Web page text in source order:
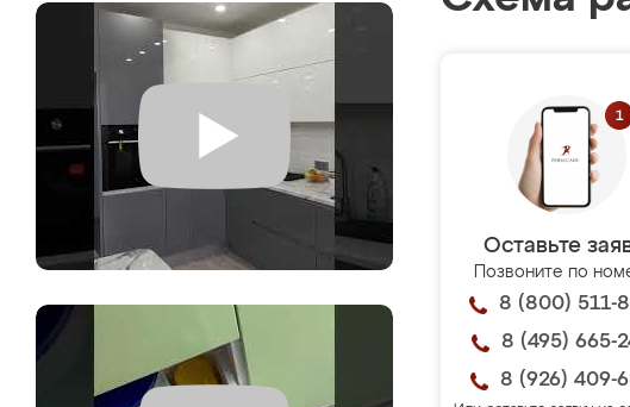
Оставьте
Позвоните по
8 (800) 511-
8 (495) 665-
8 (926) 409-